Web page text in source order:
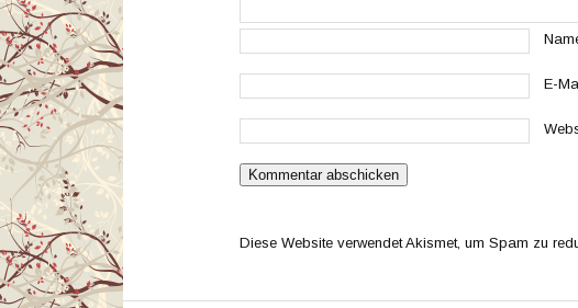
E-
Diese Website verwendet Akismet, um Spam zu